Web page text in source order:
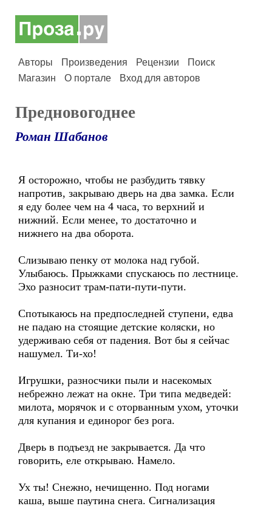
Авторы Произведения Рецензии
Поиск
Магазин
О портале Вход для авторов
Предновогоднее
Роман Шабанов
Я осторожно, чтобы не разбудить тявку
напротив, закрываю дверь на два замка. Если
я еду более чем на 4 часа, то верхний и
нижний. Если менее, то достаточно и
нижнего на два оборота.
Слизываю пенку от молока над губой.
Улыбаюсь. Прыжками спускаюсь по лестнице.
Эхо разносит трам-пати-пути-пути.
Спотыкаюсь на предпоследней ступени, едва
не падаю на стоящие детские коляски, но
удерживаю себя от падения. Вот бы я сейчас
нашумел. Ти-хо!
Игрушки, разносчики пыли и насекомых
небрежно лежат на окне. Три типа медведей:
милота, морячок и с оторванным ухом, уточки
для купания и единорог без рога.
Дверь в подъезд не закрывается. Да что
говорить, еле открываю. Намело.
Ух ты! Снежно, нечищенно. Под ногами
каша, выше паутина снега. Сигнализация